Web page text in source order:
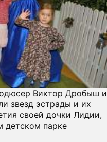
Виктор Дробыш и
звезд эстрады и их
своей дочки Лидии,
детском парке